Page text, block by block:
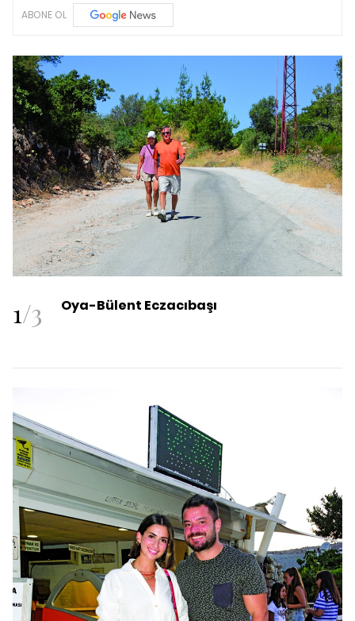
ABONE OL
1/3 Oya-Bülent Eczacıbaşı